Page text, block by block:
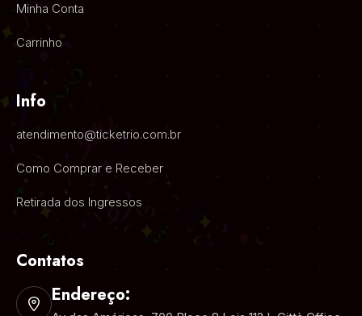
Minha Conta
Carrinho
Info
atendimento@ticketrio.com.br
Como Comprar e Receber
Retirada dos Ingressos
Contatos
Endereço: